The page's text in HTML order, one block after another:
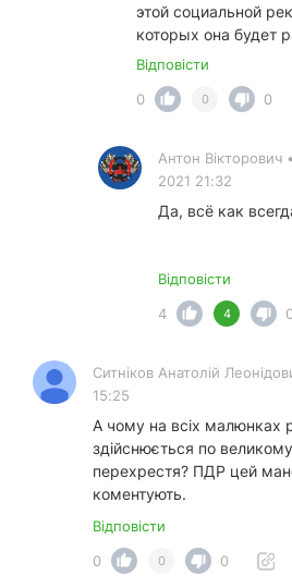
этой социальной
которых она будет
Відповісти
0
0 0
Антон Вікторович •
2021 21:32
Да, всё как
Відповісти
4
4
Ситніков Анатолій
15:25
А чому на всіх малюнках
здійснюється по
перехрестя? ПДР цей
коментують.
Відповісти
0
0 0